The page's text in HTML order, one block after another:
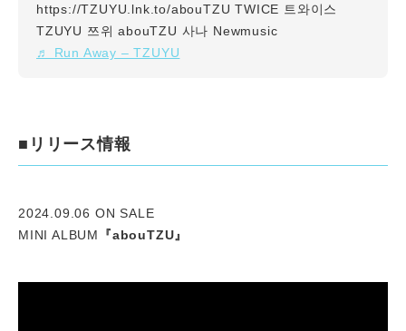
https://TZUYU.lnk.to/abouTZU TWICE 트와이스
TZUYU 쯔위 abouTZU 사나 Newmusic
♬ Run Away – TZUYU
■リリース情報
2024.09.06 ON SALE
MINI ALBUM
『abouTZU』